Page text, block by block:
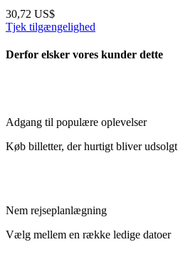
30,72 US$
Tjek tilgængelighed
Derfor elsker vores kunder dette
Adgang til populære oplevelser
Køb billetter, der hurtigt bliver udsolgt
Nem rejseplanlægning
Vælg mellem en række ledige datoer